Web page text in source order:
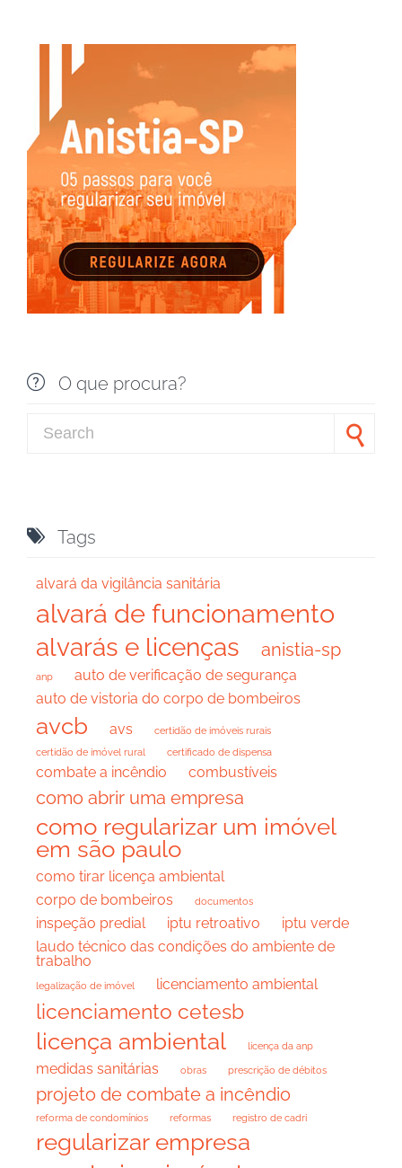
 O que procura?
 Tags
alvará da vigilância sanitária
alvará de funcionamento
alvarás e licenças anistia-sp
anp
auto de verificação de segurança
auto de vistoria do corpo de bombeiros
avcb avs
certidão de imóveis rurais
certidão de imóvel rural
certificado de dispensa
combate a incêndio combustíveis
como abrir uma empresa
como regularizar um imóvel
em são paulo
como tirar licença ambiental
corpo de bombeiros
documentos
inspeção predial iptu retroativo
iptu verde
laudo técnico das condições do ambiente de
trabalho
legalização de imóvel licenciamento ambiental
licenciamento cetesb
licença ambiental licença da anp
medidas sanitárias obras prescrição de débitos
projeto de combate a incêndio
reforma de condomínios reformas registro de cadri
regularizar empresa